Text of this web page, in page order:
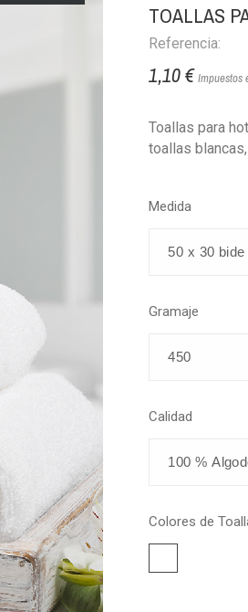
TOALLAS
Referencia:
1,10 € Impuestos
Toallas para
toallas
Medida
Gramaje
Calidad
Colores de